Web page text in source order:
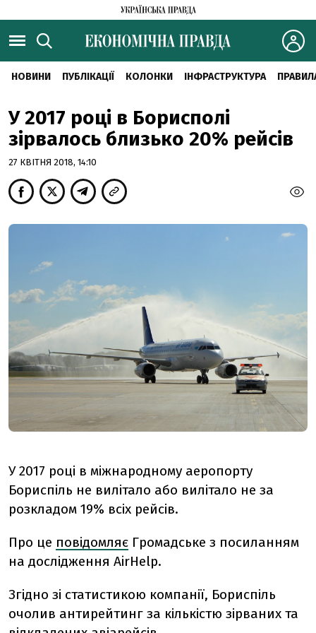
НОВИНИ ПУБЛІКАЦІЇ КОЛОНКИ ІНФРАСТРУКТУРА
У 2017 році в Борисполі
зірвалось близько 20% рейсів
27 КВІТНЯ 2018, 14:10
У 2017 році в міжнародному аеропорту
Бориспіль не вилітало або вилітало не за
розкладом 19% всіх рейсів.
Про це повідомляє Громадське з посиланням
на дослідження AirHelp.
Згідно зі статистикою компанії, Бориспіль
очолив антирейтинг за кількістю зірваних та